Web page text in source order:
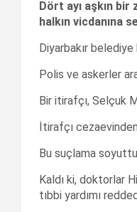
Dört ayı aşkın bir
halkın vicdanına
Diyarbakır belediye
Polis ve askerler
Bir itirafçı, Selçuk
İtirafçı
Bu suçlama
Kaldı ki, doktorlar
tıbbi yardımı